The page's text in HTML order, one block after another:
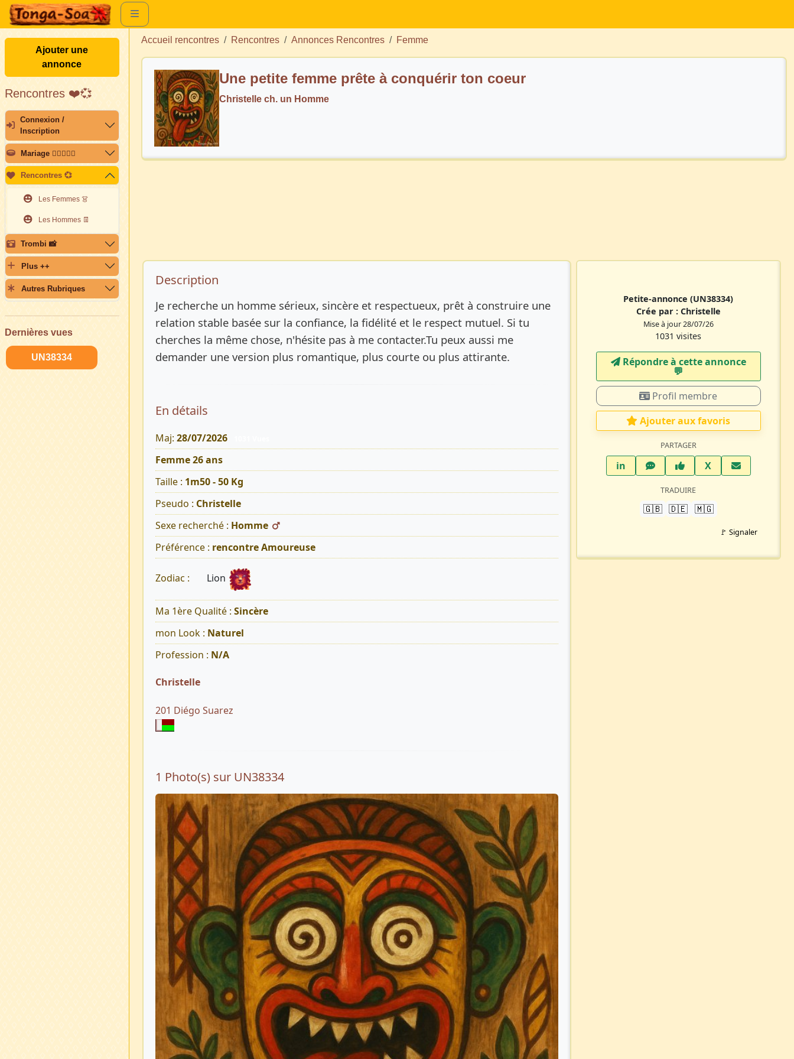
Ajouter une
annonce
Rencontres ❤️💞
Connexion /
Inscription
Mariage 👩🏽‍❤️‍👨🏽
Rencontres 💞
Les Femmes 👗
Les Hommes 👖
Trombi 📸
Plus ++
Autres Rubriques
Dernières vues
UN38334
Accueil rencontres Rencontres Annonces Rencontres Femme
Une petite femme prête à conquérir ton coeur
Christelle ch. un Homme
Description de l’annonce
Description
Je recherche un homme sérieux, sincère et respectueux, prêt à construire une
relation stable basée sur la confiance, la fidélité et le respect mutuel. Si tu
cherches la même chose, n'hésite pas à me contacter.Tu peux aussi me
demander une version plus romantique, plus courte ou plus attirante.
En détails
Maj: 28/07/2026
Femme 26 ans
Taille : 1m50 - 50 Kg
Pseudo : Christelle
Sexe recherché : Homme
Préférence : rencontre Amoureuse
Zodiac : Lion
Ma 1ère Qualité : Sincère
mon Look : Naturel
Profession : N/A
Christelle
201 Diégo Suarez
1 Photo(s) sur UN38334
Petite-annonce(UN38334)
Crée par : Christelle
Mise à jour 28/07/26
1031 visites
Répondre à cette annonce
💬​
Profil membre
Ajouter aux favoris
PARTAGER
inLinkedInWhatsAppFacebook
XTwitter X
TRADUIRE
🇬🇧 🇩🇪 🇲🇬
🚩 Signaler